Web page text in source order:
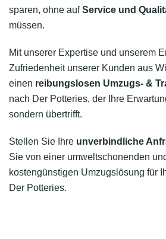
sparen, ohne aufService und
müssen.
Mit unserer Expertise und unserem
Zufriedenheit unserer Kunden aus
einen reibungslosen Umzugs- &
nach Der Potteries, der Ihre
sondern übertrifft.
Stellen Sie Ihre unverbindliche
Sie von einer umweltschonenden
kostengünstigen Umzugslösung für
Der Potteries.